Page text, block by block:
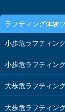
ラフティング体験
小歩危ラフティン
小歩危ラフティン
大歩危ラフティン
大歩危ラフティン